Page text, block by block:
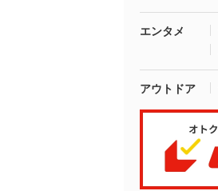
エンタメ
アウトドア